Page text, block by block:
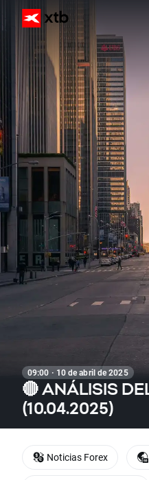
09:00 · 10 de abril de 2025
🔴 ANÁLISIS
(10.04.2025)
Noticias Forex